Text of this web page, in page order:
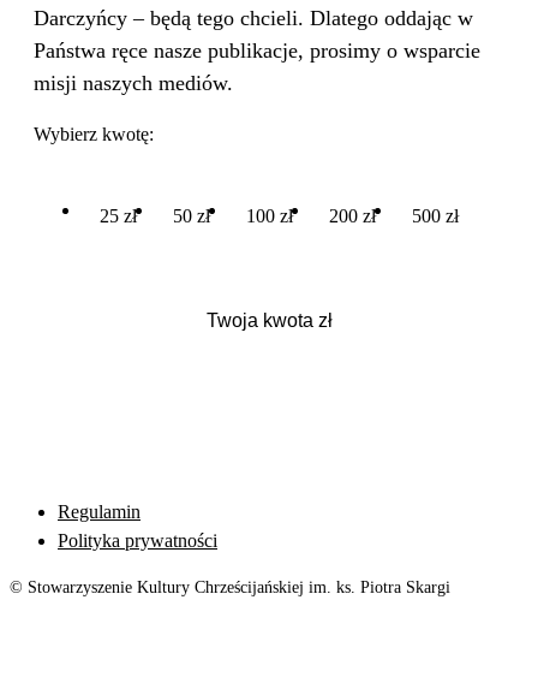
Darczyńcy – będą tego chcieli. Dlatego oddając w
Państwa ręce nasze publikacje, prosimy o wsparcie
misji naszych mediów.
Wybierz kwotę:
25 zł 50 zł 100 zł 200 zł 500 zł
Regulamin
Polityka prywatności
© Stowarzyszenie Kultury Chrześcijańskiej im. ks. Piotra Skargi